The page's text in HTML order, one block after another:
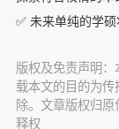
✅ 未来单纯的学
版权及免责声明
载本文的目的为传
除。文章版权归
释权